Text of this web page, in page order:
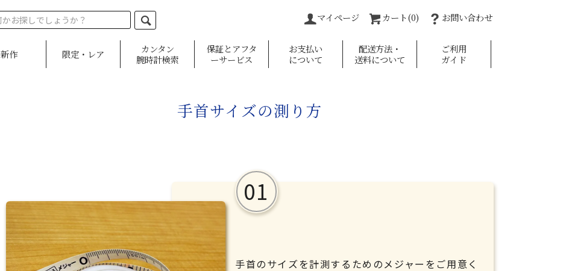
マイページ カート(0) お問い合わせ
新作 限定・レア
カンタン
腕時計検索
保証とアフタ
ーサービス
お支払い
について
配送方法・
送料について
ご利用
ガイド
手首サイズの測り方
手首のサイズを計測するためのメジャーをご用意く